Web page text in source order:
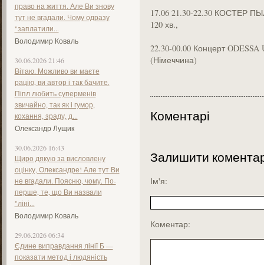
право на життя. Але Ви знову
тут не вгадали. Чому одразу
"заплатили...
Володимир Коваль
30.06.2026 21:46
Вітаю. Можливо ви маєте
рацію, ви автор і так бачите.
Піпл любить суперменів
звичайно, так як і гумор,
кохання, зраду, д...
Олександр Лущик
30.06.2026 16:43
Щиро дякую за висловлену
оцінку, Олександре! Але тут Ви
не вгадали. Поясню, чому. По-
перше, те, що Ви назвали
"ліні...
Володимир Коваль
29.06.2026 06:34
Єдине виправдання лінії Б —
показати метод і людяність
17.06 21.30-22.30 КОСТЕР
120 хв.,
22.30-00.00 Концерт
(Німеччина)
Коментарі
Залишити
Ім'я:
Коментар: